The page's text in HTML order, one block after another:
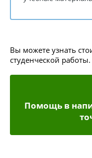
Вы можете узнать
студенческой работы.
Помощь в